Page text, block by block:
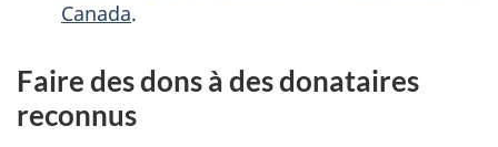
Canada.
Faire des dons à des donataires
reconnus